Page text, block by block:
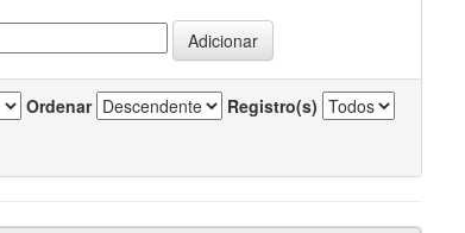
Ordenar Registro(s)